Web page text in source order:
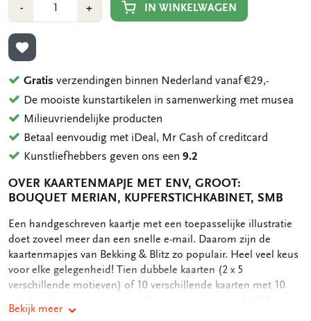
-Min
1
+Plus
1
IN WINKELWAGEN
TOEVOEGEN AAN VERLANGLIJST
Gratis verzendingen binnen Nederland vanaf €29,-
De mooiste kunstartikelen in samenwerking met musea
Milieuvriendelijke producten
Betaal eenvoudig met iDeal, Mr Cash of creditcard
Kunstliefhebbers geven ons een9.2
OVER KAARTENMAPJE MET ENV, GROOT:
BOUQUET MERIAN, KUPFERSTICHKABINET, SMB
OMSCHRIJVING
Een handgeschreven kaartje met een toepasselijke illustratie
doet zoveel meer dan een snelle e-mail. Daarom zijn de
kaartenmapjes van Bekking & Blitz zo populair. Heel veel keus
voor elke gelegenheid! Tien dubbele kaarten (2 x 5
verschillende motieven) of 10 verschillende kaarten met 10
kaartenmapje. Op de achterkant van het mapje staan de
Bekijk meer